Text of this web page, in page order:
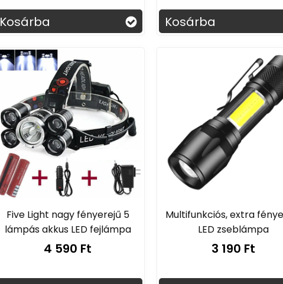
Kosárba
Kosárba
Five Light nagy fényerejű 5
lámpás akkus LED fejlámpa
4 590 Ft
Multifunkciós, extra
LED zseblámpa
3 190 Ft